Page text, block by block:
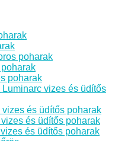
poharak
poharak
Luminarc vizes és üdítős
vizes és üdítős poharak
és üdítős poharak
és üdítős poharak